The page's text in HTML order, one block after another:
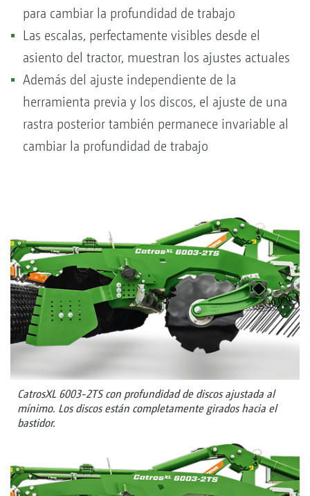
para cambiar la profundidad de trabajo
Las escalas, perfectamente visibles desde el
asiento del tractor, muestran los ajustes actuales
Además del ajuste independiente de la
herramienta previa y los discos, el ajuste de una
rastra posterior también permanece invariable al
cambiar la profundidad de trabajo
CatrosXL 6003-2TS con profundidad de discos ajustada al
mínimo. Los discos están completamente girados hacia el
bastidor.